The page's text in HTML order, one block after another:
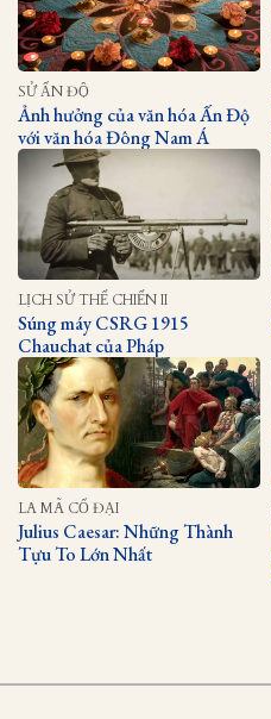
SỬ ẤN ĐỘ
Ảnh hưởng của văn hóa Ấn Độ
với văn hóa Đông Nam Á
LỊCH SỬ THẾ CHIẾN II
Súng máy CSRG 1915
Chauchat của Pháp
LA MÃ CỔ ĐẠI
Julius Caesar: Những Thành
Tựu To Lớn Nhất